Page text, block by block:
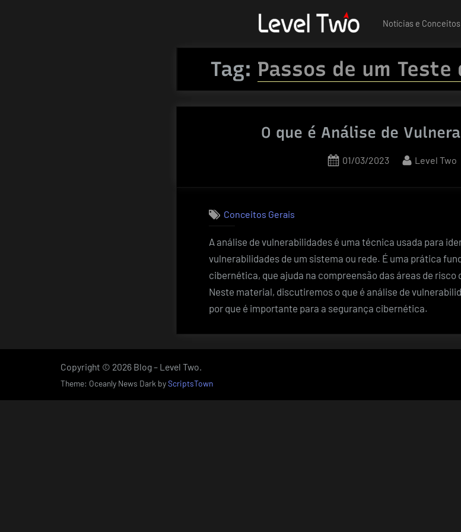
Notícias e
Tag: Passos de um Teste
O que é Análise de
Posted
01/03/2023 By
Level Two
Conceitos Gerais
A análise de vulnerabilidades é uma técnica usada para
vulnerabilidades de um sistema ou rede. É uma prática
cibernética, que ajuda na compreensão das áreas de
Neste material, discutiremos o que é análise de
por que é importante para a segurança cibernética.
Copyright © 2026 Blog – Level Two.
Theme: Oceanly News Dark byScriptsTown